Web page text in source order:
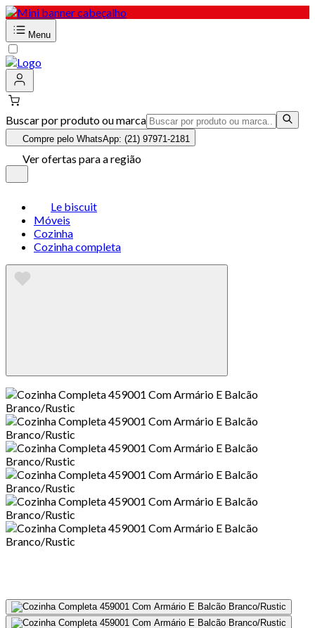
Menu
Buscar por produto ou marca
Compre pelo WhatsApp: (21) 97971-2181
Ver ofertas para a região
Le biscuit
Móveis
Cozinha
Cozinha completa